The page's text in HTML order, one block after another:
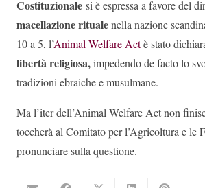
Costituzionale si è espressa a favore del dir
macellazione ritualenella nazione
10 a 5, l’Animal Welfare Actè stato
libertà religiosa,impedendo de facto lo
tradizioni ebraiche e musulmane.
Ma l’iter dell’Animal Welfare Act non
toccherà al Comitato per l’Agricoltura e le
pronunciare sulla questione.